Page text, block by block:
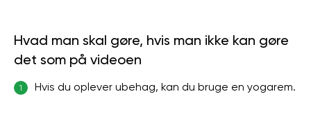
Hvad man skal gøre, hvis man ikke kan gøre
det som på videoen
1 Hvis du oplever ubehag, kan du bruge en yogarem.